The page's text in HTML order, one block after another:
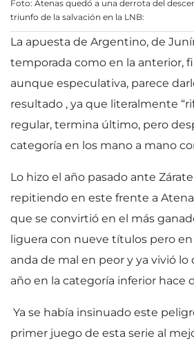
Foto: Atenas quedó a una derrota del
triunfo de la salvación en la LNB:
La apuesta de Argentino, de
temporada como en la anterior,
aunque especulativa, parece
resultado , ya que literalmente
regular, termina último, pero
categoría en los mano a mano
Lo hizo el año pasado ante
repitiendo en este frente a
que se convirtió en el más
liguera con nueve títulos pero
anda de mal en peor y ya vivió lo
año en la categoría inferior hace
Ya se había insinuado este
primer juego de esta serie al